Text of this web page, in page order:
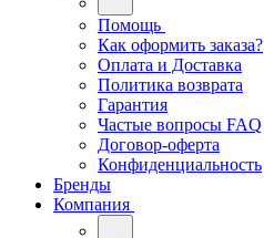
Помощь
Как оформить заказа?
Оплата и Доставка
Политика возврата
Гарантия
Частые вопросы FAQ
Договор-оферта
Конфиденциальность
Бренды
Компания